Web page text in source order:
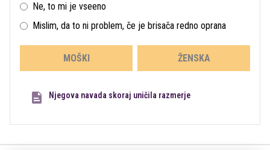
Ne, to mi je vseeno
Mislim, da to ni problem, če je brisača redno oprana
MOŠKI ŽENSKA
Njegova navada skoraj uničila razmerje